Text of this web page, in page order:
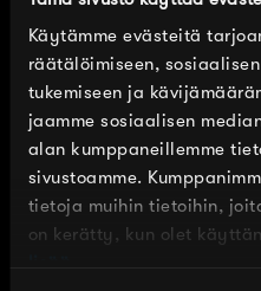
Käytämme evästeitä
räätälöimiseen,
tukemiseen ja
jaamme sosiaalisen
alan kumppaneillemme
sivustoamme.
tietoja muihin tietoihin,
on kerätty, kun olet
Merinovilla on luonnon
hengittää ja eristää
kosteana. Se on myös
materiaali.
eläinystävällisesti
mulesointivapaata.
antibakteerinen, eikä
pestä kevyemmän